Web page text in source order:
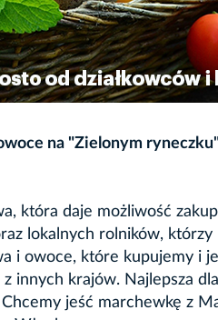
na "Zielonym
która daje możliwość
lokalnych rolników,
i owoce, które kupujemy i
innych krajów. Najlepsza
jeść marchewkę z